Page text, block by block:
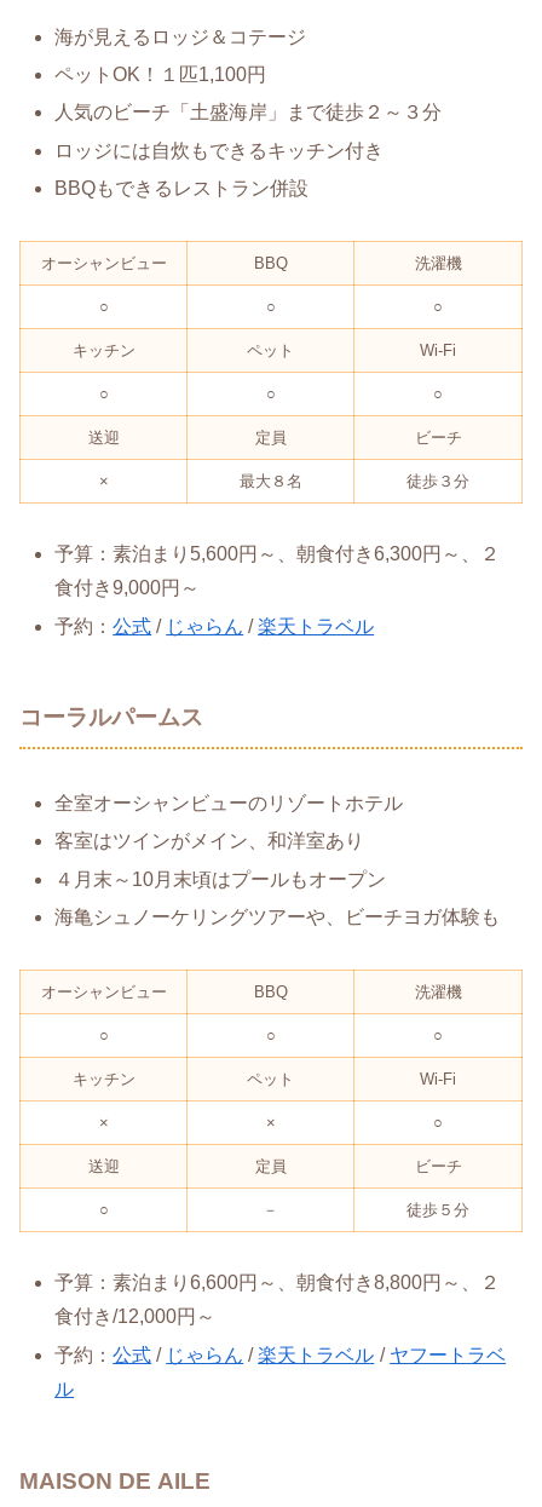
海が見えるロッジ＆コテージ
ペットOK！１匹1,100円
人気のビーチ「土盛海岸」まで徒歩２～３分
ロッジには自炊もできるキッチン付き
BBQもできるレストラン併設
オーシャンビュー BBQ 洗濯機
○ ○ ○
キッチン ペット Wi-Fi
○ ○ ○
送迎 定員 ビーチ
× 最大８名 徒歩３分
予算：素泊まり5,600円～、朝食付き6,300円～、２
食付き9,000円～
予約：公式 / じゃらん /楽天トラベル
コーラルパームス
全室オーシャンビューのリゾートホテル
客室はツインがメイン、和洋室あり
４月末～10月末頃はプールもオープン
海亀シュノーケリングツアーや、ビーチヨガ体験も
オーシャンビュー BBQ 洗濯機
○ ○ ○
キッチン ペット Wi-Fi
× × ○
送迎 定員 ビーチ
○ － 徒歩５分
予算：素泊まり6,600円～、朝食付き8,800円～、２
食付き/12,000円～
予約：公式 / じゃらん /楽天トラベル / ヤフートラベ
ル
MAISON DE AILE